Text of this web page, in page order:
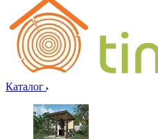
Каталог